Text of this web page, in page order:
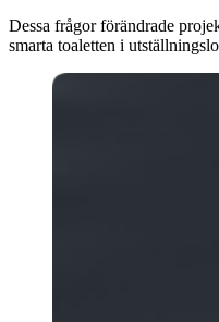
Dessa frågor förändrade
smarta toaletten i